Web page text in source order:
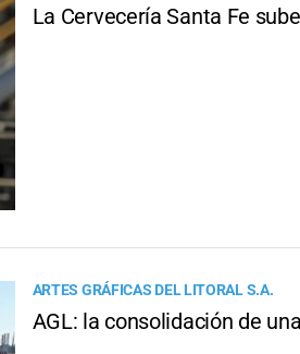
La Cervecería Santa Fe
ARTES GRÁFICAS DEL LITORAL S.A.
AGL: la consolidación de